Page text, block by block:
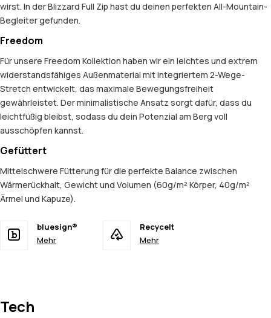
wirst. In der Blizzard Full Zip hast du deinen perfekten All-Mountain-
Begleiter gefunden.
Freedom
Für unsere Freedom Kollektion haben wir ein leichtes und extrem
widerstandsfähiges Außenmaterial mit integriertem 2-Wege-
Stretch entwickelt, das maximale Bewegungsfreiheit
gewährleistet. Der minimalistische Ansatz sorgt dafür, dass du
leichtfüßig bleibst, sodass du dein Potenzial am Berg voll
ausschöpfen kannst.
Gefüttert
Mittelschwere Fütterung für die perfekte Balance zwischen
Wärmerückhalt, Gewicht und Volumen (60g/m² Körper, 40g/m²
Ärmel und Kapuze).
bluesign®
Mehr
Recycelt
Mehr
Tech